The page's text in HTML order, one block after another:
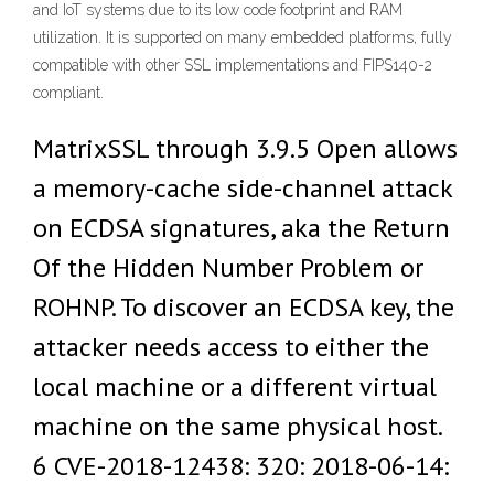
and IoT systems due to its low code footprint and RAM
utilization. It is supported on many embedded platforms, fully
compatible with other SSL implementations and FIPS140-2
compliant.
MatrixSSL through 3.9.5 Open allows
a memory-cache side-channel attack
on ECDSA signatures, aka the Return
Of the Hidden Number Problem or
ROHNP. To discover an ECDSA key, the
attacker needs access to either the
local machine or a different virtual
machine on the same physical host.
6 CVE-2018-12438: 320: 2018-06-14: